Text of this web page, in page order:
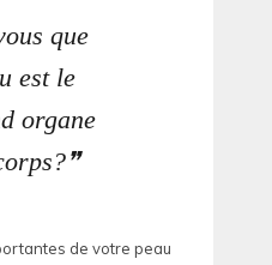
que
est le
organe
de votre peau